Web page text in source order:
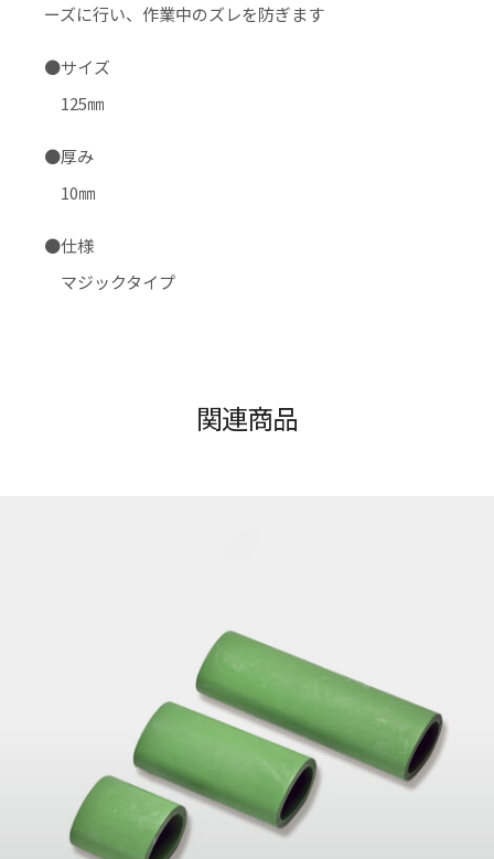
ーズに行い、作業中のズレを防ぎます
●サイズ
125㎜
●厚み
10㎜
●仕様
マジックタイプ
関連商品